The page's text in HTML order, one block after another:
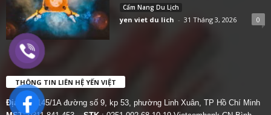
Cẩm Nang Du Lịch
yen viet du lich - 31 Tháng 3, 2026 0
THÔNG TIN LIÊN HỆ YẾN VIỆT
Địa chỉ:
145/1A đường số 9, kp 53, phường Linh Xuân, TP Hồ Chí Minh